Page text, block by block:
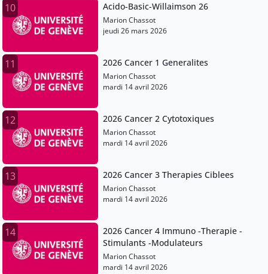
10 Acido-Basic-Willaimson 26
Marion Chassot
jeudi 26 mars 2026
11 2026 Cancer 1 Generalites
Marion Chassot
mardi 14 avril 2026
12 2026 Cancer 2 Cytotoxiques
Marion Chassot
mardi 14 avril 2026
13 2026 Cancer 3 Therapies Ciblees
Marion Chassot
mardi 14 avril 2026
14
2026 Cancer 4 Immuno -Therapie -
Stimulants -Modulateurs
Marion Chassot
mardi 14 avril 2026